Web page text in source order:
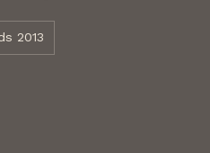
2013